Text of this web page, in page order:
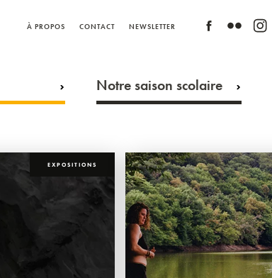
À PROPOS CONTACT NEWSLETTER
Notre saison scolaire
EXPOSITIONS